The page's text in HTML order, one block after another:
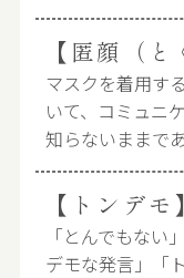
【匿顔（と
マスクを着用す
いて、コミュニ
知らないままで
【トンデモ】
「とんでもない
デモな発言」「